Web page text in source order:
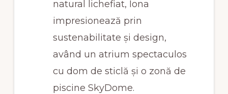
natural lichefiat, Iona
impresionează prin
sustenabilitate și design,
având un atrium spectaculos
cu dom de sticlă și o zonă de
piscine SkyDome.